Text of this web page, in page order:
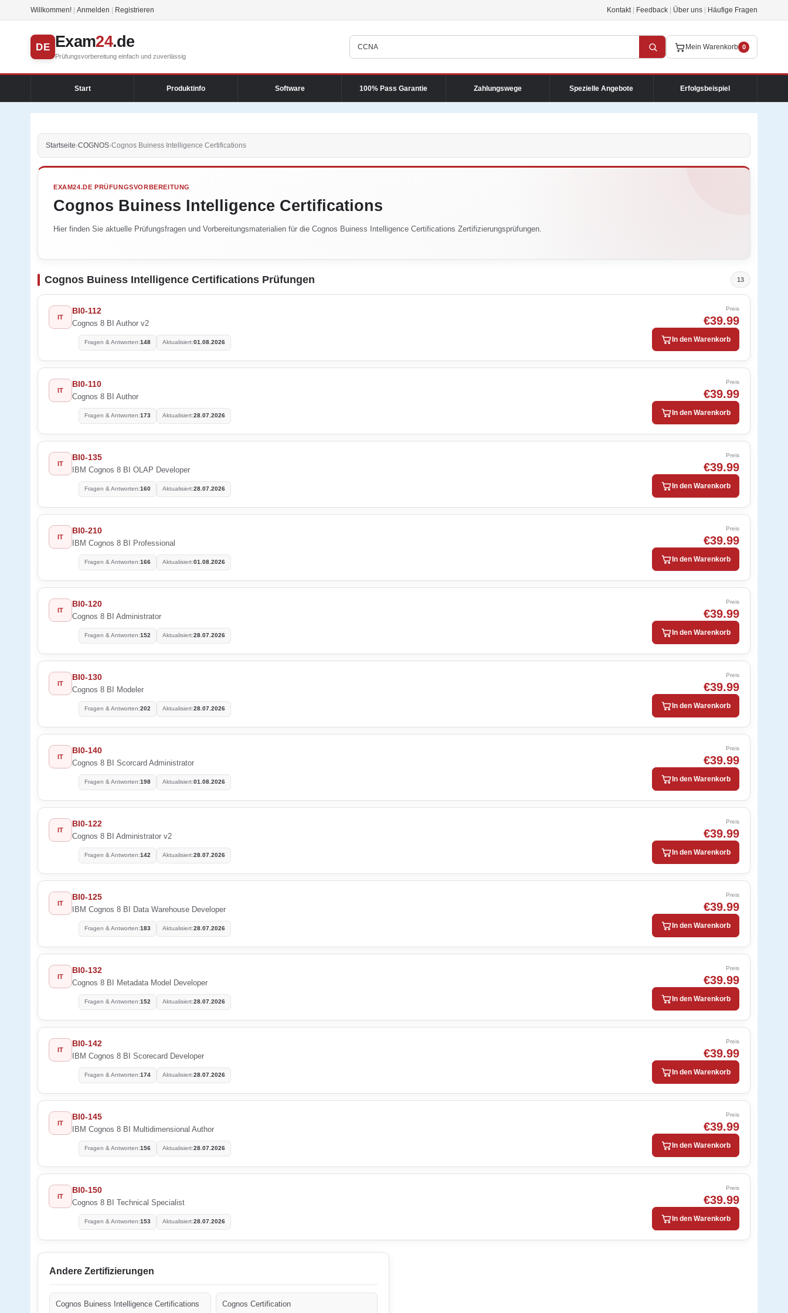
Willkommen! Anmelden Registrieren Kontakt Feedback Über uns Häufige Fragen
DE Exam24.de
Prüfungsvorbereitung einfach und zuverlässig
Mein Warenkorb 0
Start Produktinfo Software 100% Pass Garantie Zahlungswege Spezielle Angebote Erfolgsbeispiel
Startseite›COGNOS›Cognos Buiness Intelligence Certifications
EXAM24.DE PRÜFUNGSVORBEREITUNG
Cognos Buiness Intelligence Certifications
Hier finden Sie aktuelle Prüfungsfragen und Vorbereitungsmaterialien für die Cognos Buiness Intelligence Certifications Zertifizierungsprüfungen.
Cognos Buiness Intelligence Certifications Prüfungen 13
IT
BI0-112
Cognos 8 BI Author v2
Fragen & Antworten:148 Aktualisiert:01.08.2026
Preis
€39.99
In den Warenkorb
IT
BI0-110
Cognos 8 BI Author
Fragen & Antworten:173 Aktualisiert:28.07.2026
Preis
€39.99
In den Warenkorb
IT
BI0-135
IBM Cognos 8 BI OLAP Developer
Fragen & Antworten:160 Aktualisiert:28.07.2026
Preis
€39.99
In den Warenkorb
IT
BI0-210
IBM Cognos 8 BI Professional
Fragen & Antworten:166 Aktualisiert:01.08.2026
Preis
€39.99
In den Warenkorb
IT
BI0-120
Cognos 8 BI Administrator
Fragen & Antworten:152 Aktualisiert:28.07.2026
Preis
€39.99
In den Warenkorb
IT
BI0-130
Cognos 8 BI Modeler
Fragen & Antworten:202 Aktualisiert:28.07.2026
Preis
€39.99
In den Warenkorb
IT
BI0-140
Cognos 8 BI Scorcard Administrator
Fragen & Antworten:198 Aktualisiert:01.08.2026
Preis
€39.99
In den Warenkorb
IT
BI0-122
Cognos 8 BI Administrator v2
Fragen & Antworten:142 Aktualisiert:28.07.2026
Preis
€39.99
In den Warenkorb
IT
BI0-125
IBM Cognos 8 BI Data Warehouse Developer
Fragen & Antworten:183 Aktualisiert:28.07.2026
Preis
€39.99
In den Warenkorb
IT
BI0-132
Cognos 8 BI Metadata Model Developer
Fragen & Antworten:152 Aktualisiert:28.07.2026
Preis
€39.99
In den Warenkorb
IT
BI0-142
IBM Cognos 8 BI Scorecard Developer
Fragen & Antworten:174 Aktualisiert:28.07.2026
Preis
€39.99
In den Warenkorb
IT
BI0-145
IBM Cognos 8 BI Multidimensional Author
Fragen & Antworten:156 Aktualisiert:28.07.2026
Preis
€39.99
In den Warenkorb
IT
BI0-150
Cognos 8 BI Technical Specialist
Fragen & Antworten:153 Aktualisiert:28.07.2026
Preis
€39.99
In den Warenkorb
Andere Zertifizierungen
Cognos Buiness Intelligence Certifications Cognos Certification